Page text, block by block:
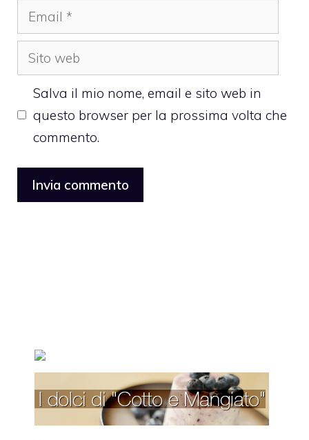
Email
Sito
web
Salva il mio nome, email e sito web in
questo browser per la prossima volta che
commento.